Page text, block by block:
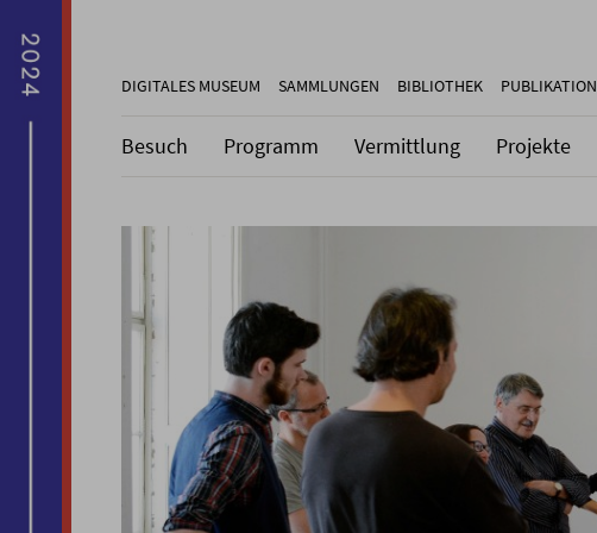
DIGITALES MUSEUM SAMMLUNGEN BIBLIOTHEK
Besuch Programm Vermittlung Projekte